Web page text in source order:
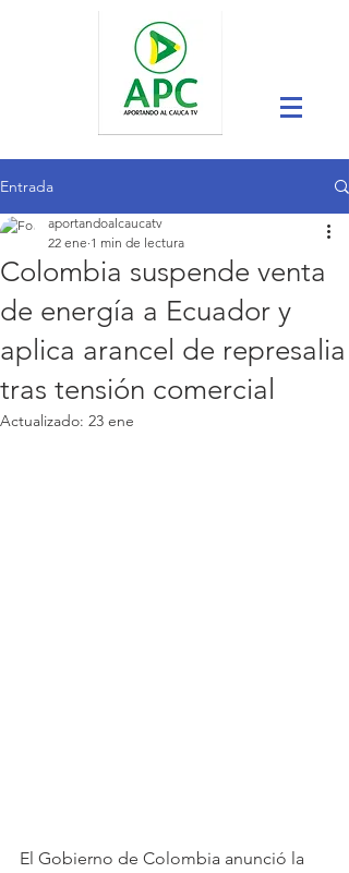
Entrada
Colombia suspende venta
de energía a Ecuador y
aplica arancel de represalia
tras tensión comercial
aportandoalcaucatv
22 ene 1 min de lectura
Actualizado: 23 ene
El Gobierno de Colombia anunció la